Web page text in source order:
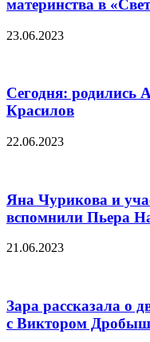
материнства в
23.06.2023
Сегодня: родились
Красилов
22.06.2023
Яна Чурикова и
вспомнили Пьера
21.06.2023
Зара рассказала о
с Виктором